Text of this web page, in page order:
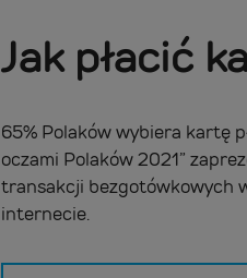
Jak płacić
65% Polaków wybiera kartę
oczami Polaków 2021”
transakcji bezgotówkowych
internecie.